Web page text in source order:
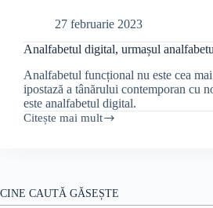
27 februarie 2023
Analfabetul digital, urmașul
Analfabetul funcțional nu este cea
ipostază a tânărului contemporan cu
este analfabetul digital.
Citește mai mult
Analfabetul
CINE CAUTĂ GĂSEȘTE